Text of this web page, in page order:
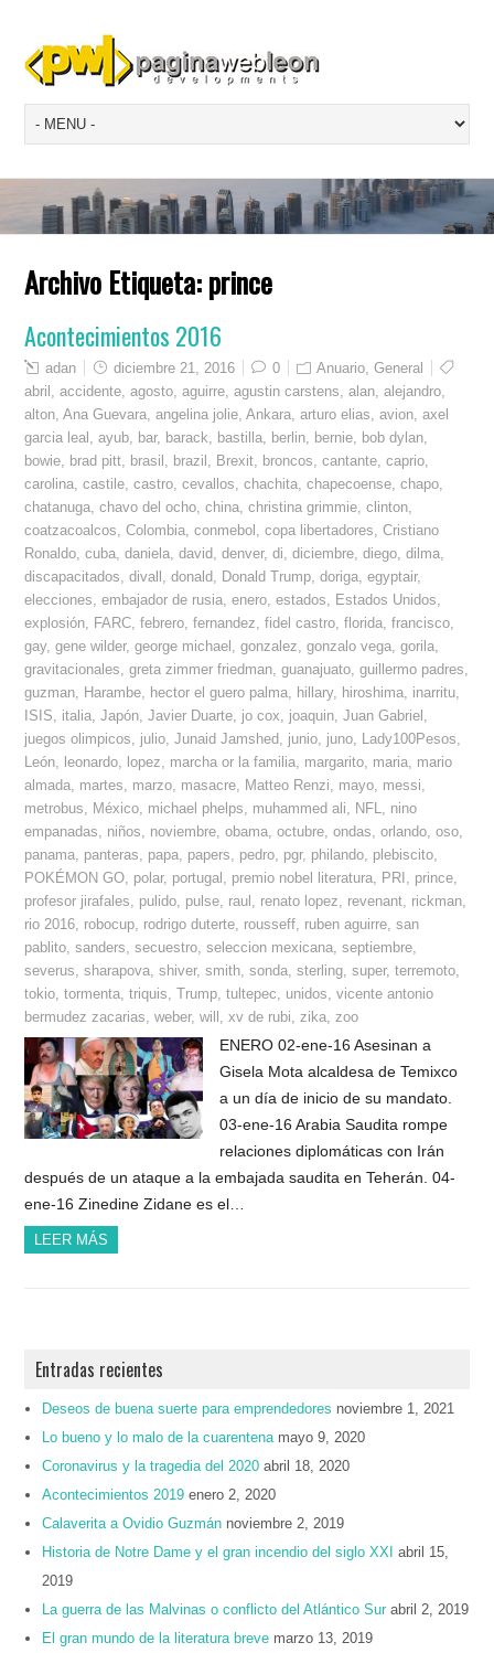
Archivo Etiqueta:prince
Acontecimientos 2016
adan diciembre 21, 2016 0 Anuario ,General
abril
,accidente ,agosto ,aguirre ,agustin carstens ,alan ,alejandro
alton ,Ana Guevara ,angelina jolie ,Ankara ,arturo elias ,avion ,axel
garcia leal
,ayub bar, barack bastilla berlin bernie bob dylan
bowie
brad pitt brasil brazil Brexit broncos ,cantante ,caprio
carolina ,castile ,castro ,cevallos ,chachita ,chapecoense ,chapo
chatanuga ,chavo del ocho ,china ,christina grimmie ,clinton
coatzacoalcos ,Colombia ,conmebol ,copa libertadores ,Cristiano
Ronaldo ,cuba ,daniela ,david ,denver,di ,diciembre ,diego ,dilma
discapacitados ,divall ,donald Donald Trump ,doriga ,egyptair,
elecciones ,embajador de rusia ,enero ,estados Estados Unidos
explosión
FARC ,febrero ,fernandez ,fidel castro ,florida ,francisco
gay,gene wilder,george michael ,gonzalez ,gonzalo vega ,gorila
gravitacionales ,greta zimmer friedman ,guanajuato ,guillermo padres
guzman
Harambe hector el guero palma hillary, hiroshima inarritu
ISIS
italia ,Japón ,Javier Duarte jo cox joaquin ,Juan Gabriel
juegos olimpicos
julio ,Junaid Jamshed junio juno Lady100Pesos
León
leonardo lopez marcha or la familia margarito maria mario
almada martes marzo masacre Matteo Renzi mayo messi
metrobus
México michael phelps muhammed ali NFL
nino
empanadas
niños noviembre ,obama ,octubre ,ondas ,orlando ,oso
panama panteras papa papers pedro pgr, philando plebiscito
POKÉMON GO polar, portugal premio nobel literatura PRI prince
profesor jirafales
pulido pulse raul renato lopez revenant rickman
rio 2016 robocup rodrigo duterte rousseff ruben aguirre ,san
pablito ,sanders ,secuestro ,seleccion mexicana ,septiembre
severus ,sharapova ,shiver,smith ,sonda ,sterling ,super,terremoto
tokio ,tormenta ,triquis ,Trump ,tultepec unidos ,vicente antonio
bermudez zacarias ,weber,will ,xv de rubi zika zoo
ENERO 02-ene-16 Asesinan a
Gisela Mota alcaldesa de Temixco
a un día de inicio de su mandato.
03-ene-16 Arabia Saudita rompe
relaciones diplomáticas con Irán
después de un ataque a la embajada saudita en Teherán. 04-
ene-16 Zinedine Zidane es el…
LEER MÁS
Entradas recientes
Deseos de buena suerte para emprendedores noviembre 1, 2021
Lo bueno y lo malo de la cuarentena mayo 9, 2020
Coronavirus y la tragedia del 2020 abril 18, 2020
Acontecimientos 2019 enero 2, 2020
Calaverita a Ovidio Guzmán noviembre 2, 2019
Historia de Notre Dame y el gran incendio del siglo XXI
abril 15,
2019
La guerra de las Malvinas o conflicto del Atlántico Sur abril 2, 2019
El gran mundo de la literatura breve marzo 13, 2019